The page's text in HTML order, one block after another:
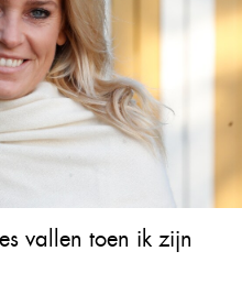
vallen toen ik zijn